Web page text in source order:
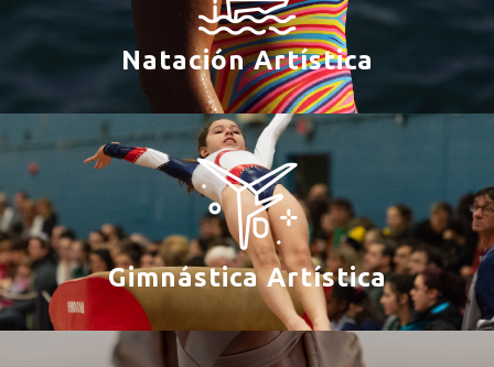
Natación Artística
Gimnástica Artística